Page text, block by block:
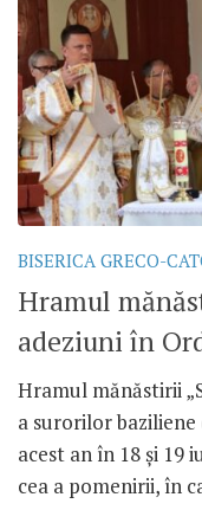
BISERICA GRECO-
Hramul
adeziuni în
Hramul mănăstirii
a surorilor
acest an în 18 și 19
cea a pomenirii, în